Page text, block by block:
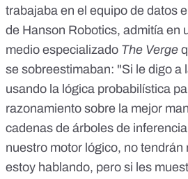
trabajaba en el equipo de datos
de Hanson Robotics, admitía en
medio especializado The Verge
se sobreestimaban: "Si le digo a
usando la lógica probabilística
razonamiento sobre la mejor
cadenas de árboles de
nuestro motor lógico, no tendrán
estoy hablando, pero si les